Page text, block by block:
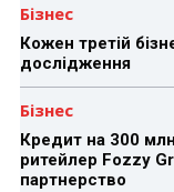
Бізнес
Кожен третій
дослідження
Бізнес
Кредит на 300
ритейлер Fozzy
партнерство